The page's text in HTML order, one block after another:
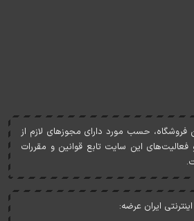
فروشگاه، حسب مورد دارای مجوزهای لازم از
اين سايت تابع قوانين و مقررات
ایران عرضه: